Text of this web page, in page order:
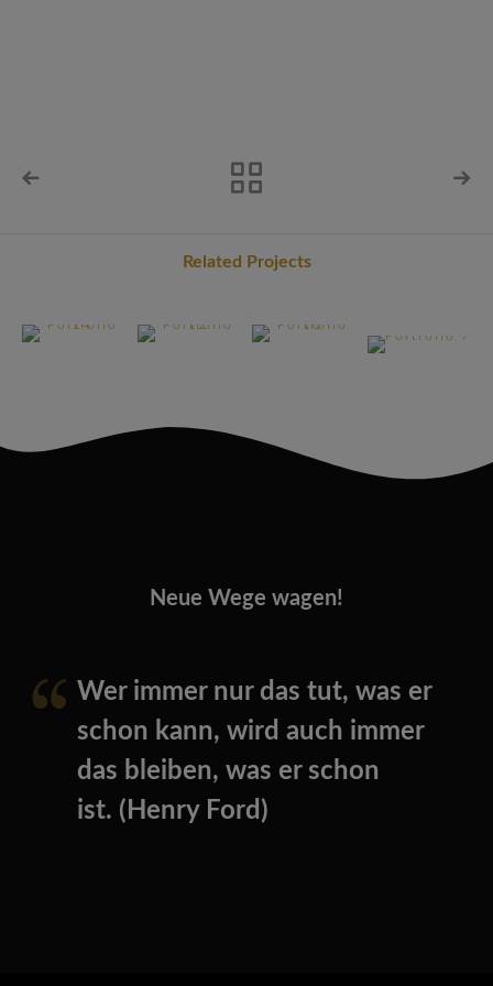
Related Projects
Neue Wege wagen!
Wer immer nur das tut, was er
schon kann, wird auch immer
das bleiben, was er schon
ist. (Henry Ford)